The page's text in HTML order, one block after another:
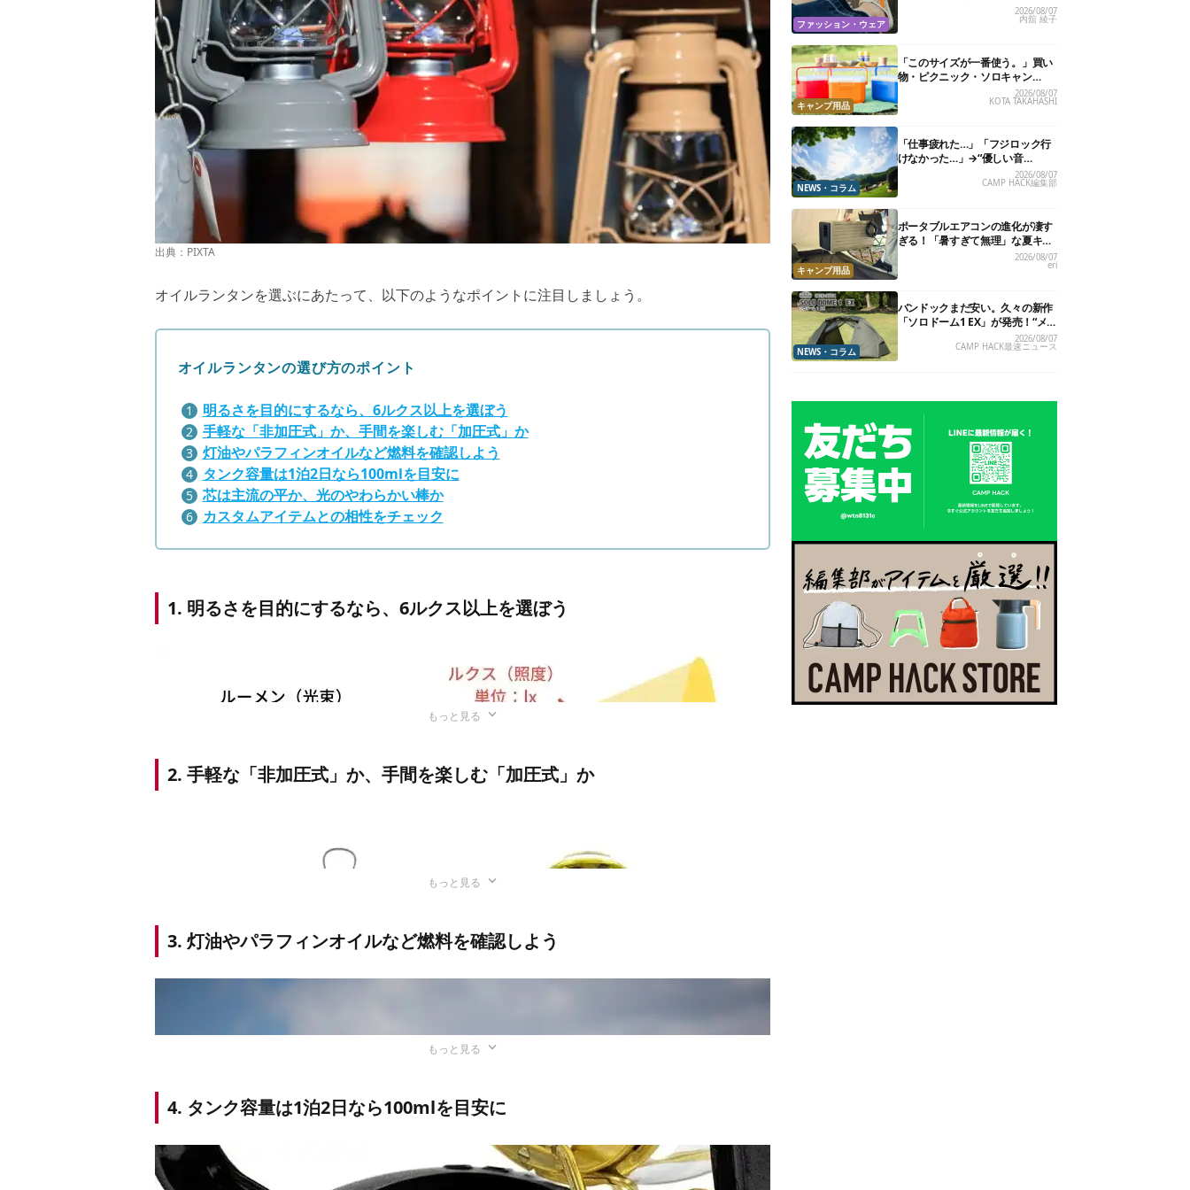
出典：PIXTA
オイルランタンを選ぶにあたって、以下のようなポイントに注目しましょう。
オイルランタンの選び方のポイント
明るさを目的にするなら、6ルクス以上を選ぼう
手軽な「非加圧式」か、手間を楽しむ「加圧式」か
灯油やパラフィンオイルなど燃料を確認しよう
タンク容量は1泊2日なら100mlを目安に
芯は主流の平か、光のやわらかい棒か
カスタムアイテムとの相性をチェック
1. 明るさを目的にするなら、6ルクス以上を選ぼう
公益社団法人日本防犯設備協会の資料によると、「ものの色や形がはっきりとわかる」のは10ル
クス以上とされており、晴天時の屋外は約10万ルクス、事務所内は500〜1,000ルクス程度、夜間
の道路は7〜15ルクス程度が目安です。
もっと見る
2. 手軽な「非加圧式」か、手間を楽しむ「加圧式」か
もっと見る
3. 灯油やパラフィンオイルなど燃料を確認しよう
もっと見る
4. タンク容量は1泊2日なら100mlを目安に
ファッション・ウェア
る快適“スニーカーサンダル”6選
2026/08/07
内舘 綾子
キャンプ用品
「このサイズが一番使う。」買い
物・ピクニック・ソロキャン
に“ちょうどいい”小型クーラーボ
ックス13選
2026/08/07
KOTA TAKAHASHI
NEWS・コラム
「仕事疲れた…」「フジロック行
けなかった…」→“優しい音
楽”と“大きな自然”で治癒。まだ間
に合います。
2026/08/07
CAMP HACK編集部
キャンプ用品
ポータブルエアコンの進化が凄す
ぎる！「暑すぎて無理」な夏キャ
ンプを激変させる最新5選2026/08/07
eri
NEWS・コラム
バンドックまだ安い。久々の新作
「ソロドーム1 EX」が発売！“メ
ッシュインナー”だけでも使える
よ【防災も◎】
2026/08/07
CAMP HACK最速ニュース